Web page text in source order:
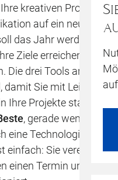
kreativen Prozesse
auf ein neues
das Jahr werden, in
Ziele erreichen,
Die drei Tools arbeiten
damit Sie mit
Ihre Projekte starten
, gerade wenn man
eine Technologie
einfach: Sie
einen Termin und